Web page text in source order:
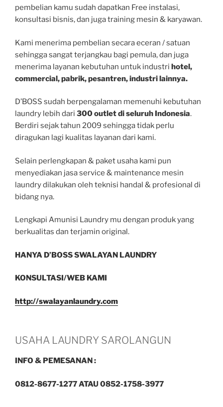
pembelian kamu sudah dapatkan Free instalasi,
konsultasi bisnis, dan juga training mesin & karyawan.
Kami menerima pembelian secara eceran / satuan
sehingga sangat terjangkau bagi pemula, dan juga
menerima layanan kebutuhan untuk industri hotel,
commercial, pabrik, pesantren, industri lainnya.
D’BOSS sudah berpengalaman memenuhi kebutuhan
laundry lebih dari 300 outletdi seluruh Indonesia.
Berdiri sejak tahun 2009 sehingga tidak perlu
diragukan lagi kualitas layanan dari kami.
Selain perlengkapan & paket usaha kami pun
menyediakan jasa service & maintenance mesin
laundry dilakukan oleh teknisi handal & profesional di
bidang nya.
Lengkapi Amunisi Laundry mu dengan produk yang
berkualitas dan terjamin original.
HANYA D’BOSS SWALAYAN LAUNDRY
KONSULTASI/WEB KAMI
http://swalayanlaundry.com
USAHA LAUNDRY SAROLANGUN
INFO & PEMESANAN :
0812-8677-1277 ATAU 0852-1758-3977